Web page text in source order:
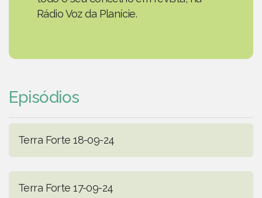
Rádio Voz da Planície.
Episódios
Terra Forte 18-09-24
Terra Forte 17-09-24